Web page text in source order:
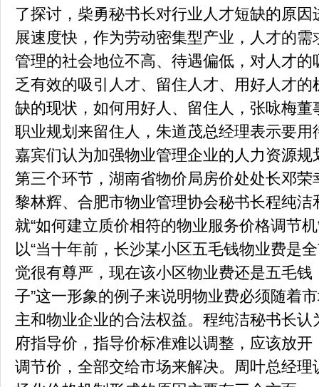
了探讨，柴勇秘书长对行业人才短缺的原
展速度快，作为劳动密集型产业，人才的
管理的社会地位不高、待遇偏低，对人才
乏有效的吸引人才、留住人才、用好人才
缺的现状，如何用好人、留住人，张咏梅
职业规划来留住人，朱道茂总经理表示要
嘉宾们认为加强物业管理企业的人力资源
第三个环节，湖南省物价局房价处处长邓
黎林辉、合肥市物业管理协会秘书长程纯
就“如何建立质价相符的物业服务价格调节
以“当十年前，长沙某小区五毛钱物业费是
觉很有尊严，现在该小区物业费还是五毛
子”这一形象的例子来说明物业费必须随着
主和物业企业的合法权益。程纯洁秘书长
府指导价，指导价标准难以调整，应该放
调节价，全部交给市场来解决。周叶总经理